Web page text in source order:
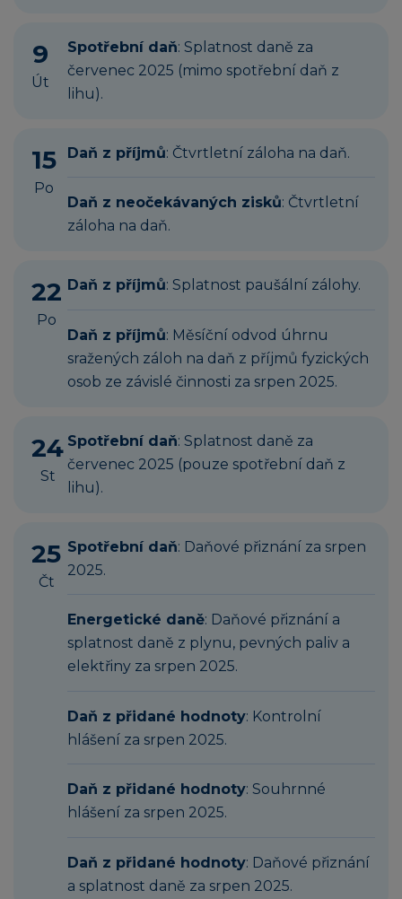
9
Út
Spotřební daň: Splatnost daně za
červenec 2025 (mimo spotřební daň z
lihu).
15
Po
Daň z příjmů: Čtvrtletní záloha na daň.
Daň z neočekávaných zisků: Čtvrtletní
záloha na daň.
22
Po
Daň z příjmů: Splatnost paušální zálohy.
Daň z příjmů: Měsíční odvod úhrnu
sražených záloh na daň z příjmů fyzických
osob ze závislé činnosti za srpen 2025.
24
St
Spotřební daň: Splatnost daně za
červenec 2025 (pouze spotřební daň z
lihu).
25
Čt
Spotřební daň: Daňové přiznání za srpen
2025.
Energetické daně: Daňové přiznání a
splatnost daně z plynu, pevných paliv a
elektřiny za srpen 2025.
Daň z přidané hodnoty: Kontrolní
hlášení za srpen 2025.
Daň z přidané hodnoty: Souhrnné
hlášení za srpen 2025.
Daň z přidané hodnoty: Daňové přiznání
a splatnost daně za srpen 2025.